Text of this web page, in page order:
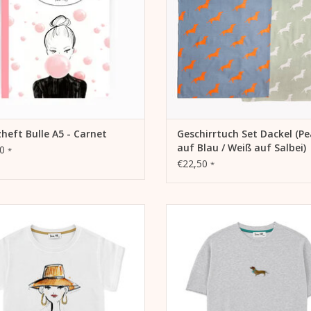
für unterwegs oder zuhause.
WARENKORB HINZUFÜGEN
Bulle A5 - Carnet
*
Geschirrtuch Set Dackel
auf Blau / Weiß auf Salbei)
€22,50 *
und ohne chemische
Pestizide angebaut
- Single Jersey
Halbarm, lässiger Schnitt
WARENKORB HINZUFÜGEN
weltfreundlich und ohne
Pestizide angebaut
- Jersey, grau meliert
- Rundhals, Halbarm, oversized,